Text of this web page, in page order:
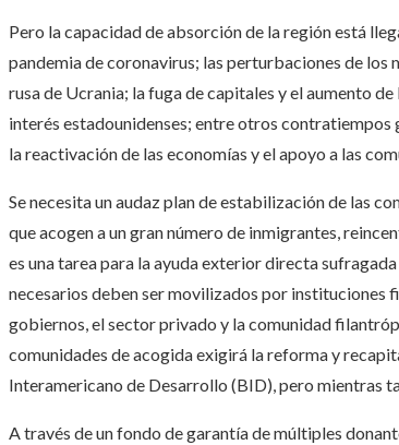
Pero la capacidad de absorción de la región está
pandemia de coronavirus; las perturbaciones de
rusa de Ucrania; la fuga de capitales y el aumento
interés estadounidenses; entre otros
la reactivación de las economías y el apoyo a las
Se necesita un audaz plan de estabilización de las
que acogen a un gran número de inmigrantes,
es una tarea para la ayuda exterior directa
necesarios deben ser movilizados por instituciones
gobiernos, el sector privado y la comunidad
comunidades de acogida exigirá la reforma y
Interamericano de Desarrollo (BID), pero mientras
A través de un fondo de garantía de múltiples